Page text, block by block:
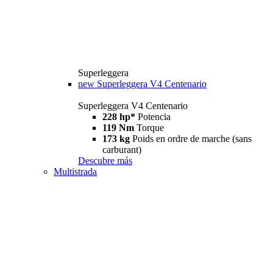
Superleggera
new Superleggera V4 Centenario
Superleggera V4 Centenario
228 hp* Potencia
119 Nm Torque
173 kg Poids en ordre de marche (sans
carburant)
Descubre más
Multistrada